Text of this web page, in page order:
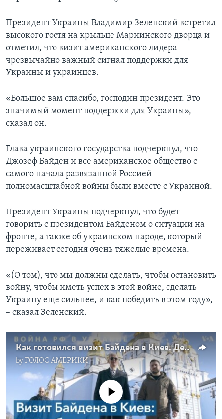
Президент Украины Владимир Зеленский встретил
высокого гостя на крыльце Мариинского дворца и
отметил, что визит американского лидера –
чрезвычайно важный сигнал поддержки для
Украины и украинцев.
«Большое вам спасибо, господин президент. Это
значимый момент поддержки для Украины», –
сказал он.
Глава украинского государства подчеркнул, что
Джозеф Байден и все американское общество с
самого начала развязанной Россией
полномасштабной войны были вместе с Украиной.
Президент Украины подчеркнул, что будет
говорить с президентом Байденом о ситуации на
фронте, а также об украинском народе, который
переживает сегодня очень тяжелые времена.
«(О том), что мы должны сделать, чтобы остановить
войну, чтобы иметь успех в этой войне, сделать
Украину еще сильнее, и как победить в этом году»,
– сказал Зеленский.
Как готовился визит Байдена в Киев. Детали
byГОЛОС АМЕРИКИ
No media source currently available